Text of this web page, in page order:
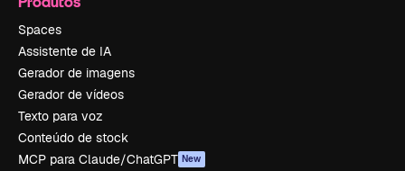
Spaces
Assistente de IA
Gerador de imagens
Gerador de vídeos
Texto para voz
Conteúdo de stock
MCP para Claude/ChatGPT New